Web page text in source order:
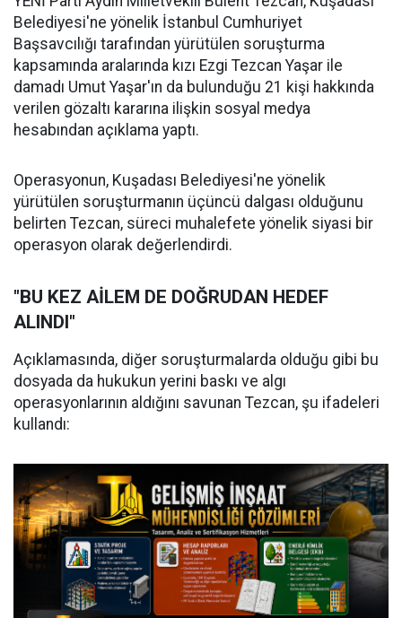
Belediyesi'ne yönelik İstanbul Cumhuriyet
Başsavcılığı tarafından yürütülen soruşturma
kapsamında aralarında kızı Ezgi Tezcan Yaşar ile
damadı Umut Yaşar'ın da bulunduğu 21 kişi hakkında
verilen gözaltı kararına ilişkin sosyal medya
hesabından açıklama yaptı.
Operasyonun, Kuşadası Belediyesi'ne yönelik
yürütülen soruşturmanın üçüncü dalgası olduğunu
belirten Tezcan, süreci muhalefete yönelik siyasi bir
operasyon olarak değerlendirdi.
"BU KEZ AİLEM DE DOĞRUDAN HEDEF
ALINDI"
Açıklamasında, diğer soruşturmalarda olduğu gibi bu
dosyada da hukukun yerini baskı ve algı
operasyonlarının aldığını savunan Tezcan, şu ifadeleri
kullandı: